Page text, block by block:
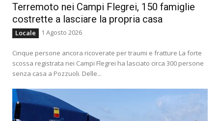
Terremoto nei Campi Flegrei, 150 famiglie
costrette a lasciare la propria casa
Locale 1 Agosto 2026
Cinque persone ancora ricoverate per traumi e fratture La forte
scossa registrata nei Campi Flegrei ha lasciato circa 300 persone
senza casa a Pozzuoli. Delle...